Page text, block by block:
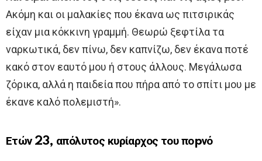
Ακόμη και οι μαλακίες που έκανα ως πιτσιρικάς
είχαν μια κόκκινη γραμμή. Θεωρώ ξεφτίλα τα
ναρκωτικά, δεν πίνω, δεν καπνίζω, δεν έκανα ποτέ
κακό στον εαυτό μου ή στους άλλους. Μεγάλωσα
ζόρικα, αλλά η παιδεία που πήρα από το σπίτι μου με
έκανε καλό πολεμιστή».
Ετών 23, απόλυτος κυρίαρχος του ποpνό